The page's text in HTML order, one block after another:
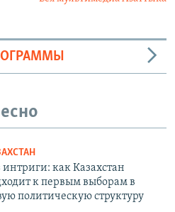
интриги: как Казахстан
к первым выборам в
политическую структуру